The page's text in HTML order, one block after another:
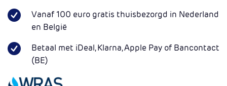
Vanaf 100 euro gratis thuisbezorgd in Nederland
en België
Betaal met iDeal, Klarna, Apple Pay of Bancontact
(BE)